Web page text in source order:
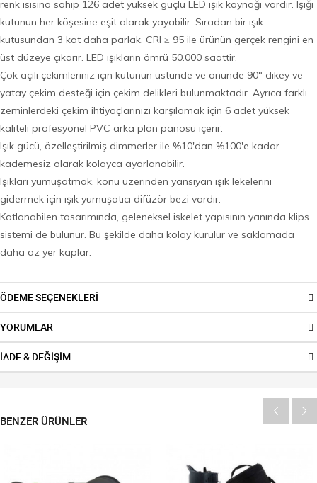
renk ısısına sahip 126 adet yüksek güçlü LED ışık kaynağı vardır. Işığı
kutunun her köşesine eşit olarak yayabilir. Sıradan bir ışık
kutusundan 3 kat daha parlak. CRI ≥ 95 ile ürünün gerçek rengini en
üst düzeye çıkarır. LED ışıkların ömrü 50.000 saattir.
Çok açılı çekimleriniz için kutunun üstünde ve önünde 90° dikey ve
yatay çekim desteği için çekim delikleri bulunmaktadır. Ayrıca farklı
zeminlerdeki çekim ihtiyaçlarınızı karşılamak için 6 adet yüksek
kaliteli profesyonel PVC arka plan panosu içerir.
Işık gücü, özelleştirilmiş dimmerler ile %10'dan %100'e kadar
kademesiz olarak kolayca ayarlanabilir.
Işıkları yumuşatmak, konu üzerinden yansıyan ışık lekelerini
gidermek için ışık yumuşatıcı difüzör bezi vardır.
Katlanabilen tasarımında, geleneksel iskelet yapısının yanında klips
sistemi de bulunur. Bu şekilde daha kolay kurulur ve saklamada
daha az yer kaplar.
ÖDEME SEÇENEKLERİ
YORUMLAR
İADE & DEĞİŞİM
BENZER ÜRÜNLER